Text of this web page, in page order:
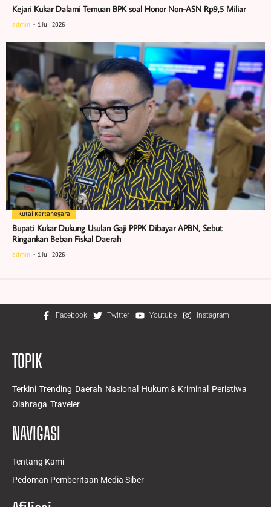
Kejari Kukar Dalami Temuan BPK soal Honor Non-ASN Rp9,5 Miliar
admin 1 Juli 2026
Kutai Kartanegara
Bupati Kukar Dukung Usulan Gaji PPPK Dibayar APBN, Sebut
Ringankan Beban Fiskal Daerah
admin 1 Juli 2026
Facebook Twitter Youtube Instagram
TOPIK
Terkini Trending Daerah Nasional Hukum & Kriminal
Peristiwa
Olahraga Traveler
NAVIGASI
Tentang Kami
Pedoman Pemberitaan Media Siber